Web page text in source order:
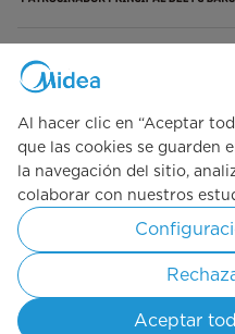
Síguenos en redes
Copyright © 2026 Midea
reservados.
Términos de Uso Políticas de
Al hacer clic en “Aceptar
que las cookies se guarden
la navegación del sitio,
colaborar con nuestros
Aceptar